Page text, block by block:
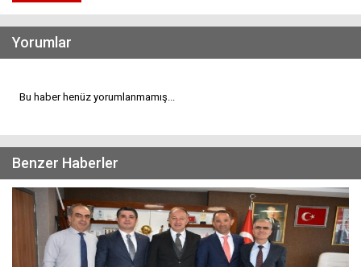
Yorumlar
Bu haber henüz yorumlanmamış...
Benzer Haberler